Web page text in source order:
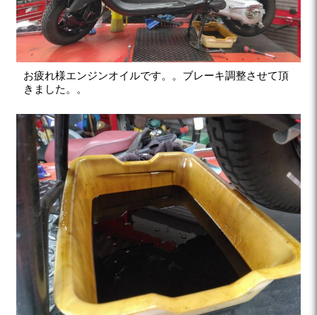
お疲れ様エンジンオイルです。。ブレーキ調整させて頂
きました。。